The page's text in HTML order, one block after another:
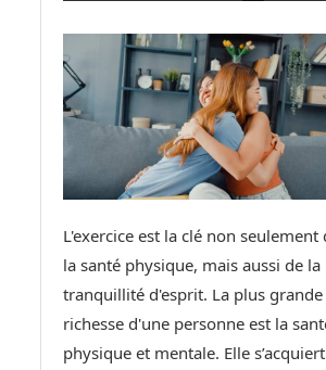
L'exercice est la clé non seulement
la santé physique, mais aussi de la
tranquillité d'esprit. La plus grande
richesse d'une personne est la
physique et mentale. Elle